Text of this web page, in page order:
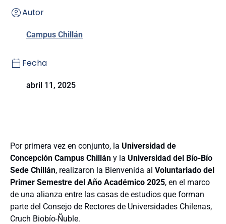
Autor
Campus Chillán
Fecha
abril 11, 2025
Por primera vez en conjunto, la Universidad de
Concepción Campus Chillán y la Universidad del Bío-Bío
Sede Chillán, realizaron la Bienvenida al Voluntariado del
Primer Semestre del Año Académico 2025, en el marco
de una alianza entre las casas de estudios que forman
parte del Consejo de Rectores de Universidades Chilenas,
Cruch Biobío-Ñuble.